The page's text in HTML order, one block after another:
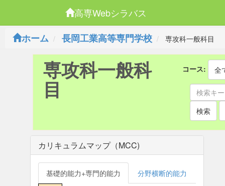
高専Webシラバス
ホーム
長岡工業高等専門学校 専攻科一般科目
専攻科一般科
目
コース: 全
検索
カリキュラムマップ（MCC)
基礎的能力+専門的能力
分野横断的能力